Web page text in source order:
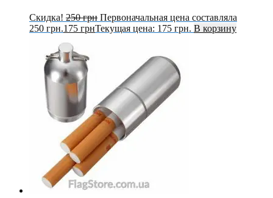
Скидка! 250грн Первоначальная цена составляла
250 грн.175 грнТекущая цена: 175 грн. В корзину